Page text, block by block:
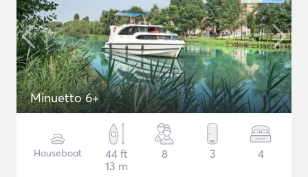
Minuetto 6+
Hauseboat
44 ft
13 m
8 3 4